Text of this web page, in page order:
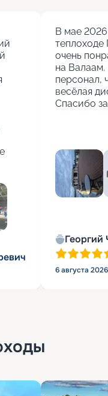
В мае
теплоходе
очень
на Валаам.
персонал,
весёлая
Спасибо
Георгий
6 августа 2026